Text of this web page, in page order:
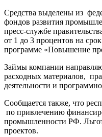
Средства выделены из
фондов развития
пресс-службе
от 1 до 3 процентов на
программе «Повышение
Займы компании
расходных материалов,
деятельности и
Сообщается также, что
по привлечению
промышленности РФ.
проектов.